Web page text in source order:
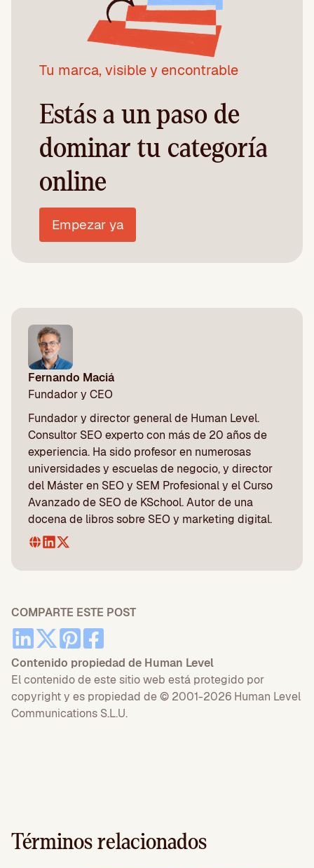
Tu marca, visible y encontrable
Estás a un paso de
dominar tu categoría
online
Empezar ya
Fernando Maciá
Fundador y CEO
Fundador y director general de Human Level.
Consultor SEO experto con más de 20 años de
experiencia. Ha sido profesor en numerosas
universidades y escuelas de negocio, y director
del Máster en SEO y SEM Profesional y el Curso
Avanzado de SEO de KSchool. Autor de una
docena de libros sobre SEO y marketing digital.
COMPARTE ESTE POST
Contenido propiedad de Human Level
El contenido de este sitio web está protegido por
copyright y es propiedad de © 2001-2026 Human Level
Communications S.L.U.
Términos relacionados